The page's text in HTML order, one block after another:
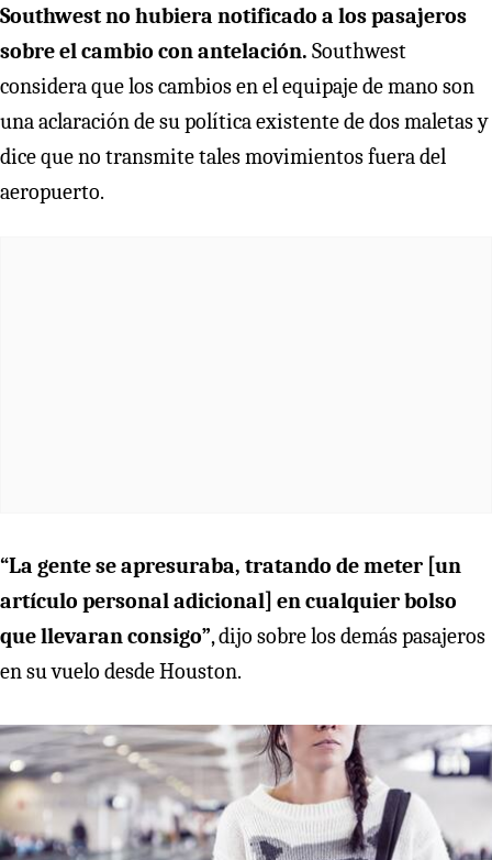
Southwest no hubiera notificado a los pasajeros
sobre el cambio con antelación. Southwest
considera que los cambios en el equipaje de mano son
una aclaración de su política existente de dos maletas y
dice que no transmite tales movimientos fuera del
aeropuerto.
“La gente se apresuraba, tratando de meter [un
artículo personal adicional] en cualquier bolso
que llevaran consigo”, dijo sobre los demás pasajeros
en su vuelo desde Houston.